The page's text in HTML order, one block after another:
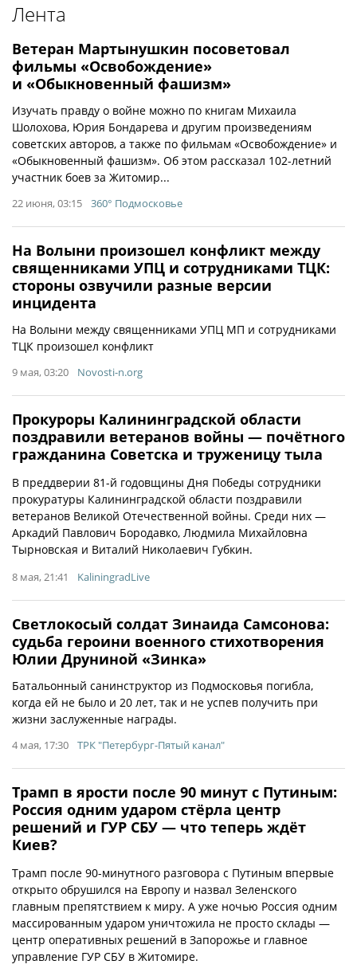
Лента
Ветеран Мартынушкин посоветовал
фильмы «Освобождение»
и «Обыкновенный фашизм»
Изучать правду о войне можно по книгам Михаила
Шолохова, Юрия Бондарева и другим произведениям
советских авторов, а также по фильмам «Освобождение» и
«Обыкновенный фашизм». Об этом рассказал 102-летний
участник боев за Житомир...
22 июня, 03:15 360° Подмосковье
На Волыни произошел конфликт между
священниками УПЦ и сотрудниками ТЦК:
стороны озвучили разные версии
инцидента
На Волыни между священниками УПЦ МП и сотрудниками
ТЦК произошел конфликт
9 мая, 03:20 Novosti-n.org
Прокуроры Калининградской области
поздравили ветеранов войны — почётного
гражданина Советска и труженицу тыла
В преддверии 81-й годовщины Дня Победы сотрудники
прокуратуры Калининградской области поздравили
ветеранов Великой Отечественной войны. Среди них —
Аркадий Павлович Бородавко, Людмила Михайловна
Тырновская и Виталий Николаевич Губкин.
8 мая, 21:41 KaliningradLive
Светлокосый солдат Зинаида Самсонова:
судьба героини военного стихотворения
Юлии Друниной «Зинка»
Батальонный санинструктор из Подмосковья погибла,
когда ей не было и 20 лет, так и не успев получить при
жизни заслуженные награды.
4 мая, 17:30 ТРК "Петербург-Пятый канал"
Трамп в ярости после 90 минут с Путиным:
Россия одним ударом стёрла центр
решений и ГУР СБУ — что теперь ждёт
Киев?
Трамп после 90-минутного разговора с Путиным впервые
открыто обрушился на Европу и назвал Зеленского
главным препятствием к миру. А уже ночью Россия одним
массированным ударом уничтожила не просто склады —
центр оперативных решений в Запорожье и главное
управление ГУР СБУ в Житомире.